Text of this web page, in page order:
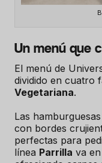
Un menú que
El menú de
dividido en cuatro
Vegetariana.
Las hamburguesas
con bordes
perfectas para
línea Parrilla va